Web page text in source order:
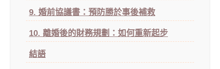
9. 婚前協議書：預防勝於事後補救
10. 離婚後的財務規劃：如何重新起步
結語